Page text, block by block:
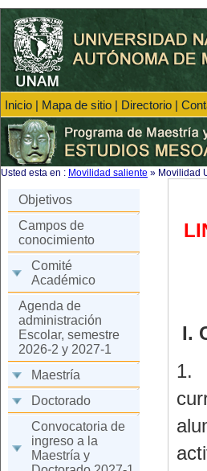
Inicio | Mapa de sitio | Directorio |
Usted esta en : Movilidad saliente » Movilidad
Objetivos
Campos de
conocimiento
Comité
Académico
Agenda de
administración
Escolar, semestre
2026-2 y 2027-1
Maestría
Doctorado
Convocatoria de
ingreso a la
Maestría y
I.
1.